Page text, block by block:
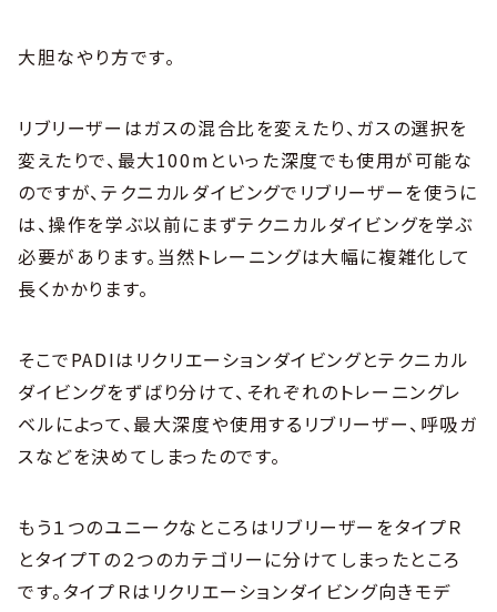
大胆なやり方です。
リブリーザーはガスの混合比を変えたり、ガスの選択を
変えたりで、最大100mといった深度でも使用が可能な
のですが、テクニカルダイビングでリブリーザーを使うに
は、操作を学ぶ以前にまずテクニカルダイビングを学ぶ
必要があります。当然トレーニングは大幅に複雑化して
長くかかります。
そこでPADIはリクリエーションダイビングとテクニカル
ダイビングをずばり分けて、それぞれのトレーニングレ
ベルによって、最大深度や使用するリブリーザー、呼吸ガ
スなどを決めてしまったのです。
もう１つのユニークなところはリブリーザーをタイプＲ
とタイプＴの２つのカテゴリーに分けてしまったところ
です。タイプＲはリクリエーションダイビング向きモデ